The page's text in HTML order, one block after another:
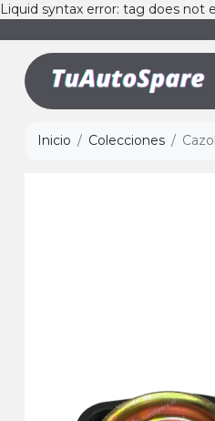
Liquid syntax error: tag does not
Inicio Colecciones